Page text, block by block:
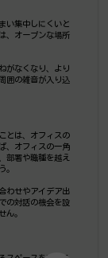
い集中しにくいと
、オープンな場所
がなくなり、より
囲の雑音が入り込
とは、オフィスの
、オフィスの一角
部署や職種を越え
。
わせやアイデア出
の対話の機会を設
ん。